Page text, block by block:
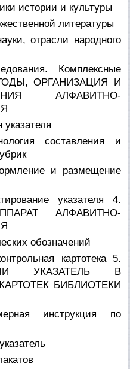
истории и культуры
литературы
отрасли народного
Комплексные
ОРГАНИЗАЦИЯ И
АЛФАВИТНО-
составления и
и размещение
указателя 4.
АЛФАВИТНО-
обозначений
картотека 5.
УКАЗАТЕЛЬ В
БИБЛИОТЕКИ
инструкция по